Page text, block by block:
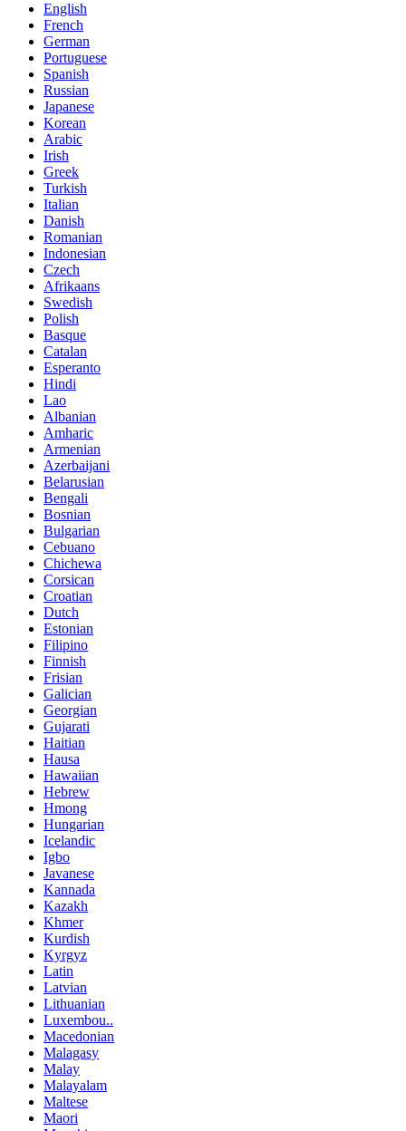
English
French
German
Portuguese
Spanish
Russian
Japanese
Korean
Arabic
Irish
Greek
Turkish
Italian
Danish
Romanian
Indonesian
Czech
Afrikaans
Swedish
Polish
Basque
Catalan
Esperanto
Hindi
Lao
Albanian
Amharic
Armenian
Azerbaijani
Belarusian
Bengali
Bosnian
Bulgarian
Cebuano
Chichewa
Corsican
Croatian
Dutch
Estonian
Filipino
Finnish
Frisian
Galician
Georgian
Gujarati
Haitian
Hausa
Hawaiian
Hebrew
Hmong
Hungarian
Icelandic
Igbo
Javanese
Kannada
Kazakh
Khmer
Kurdish
Kyrgyz
Latin
Latvian
Lithuanian
Luxembou..
Macedonian
Malagasy
Malay
Malayalam
Maltese
Maori